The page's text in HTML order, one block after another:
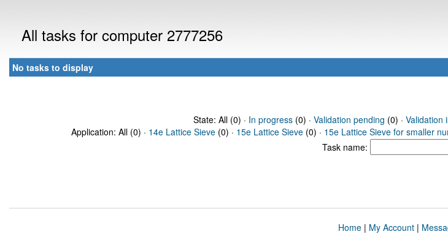
All tasks for computer 2777256
No tasks to display
State: All (0) · In progress(0) · Validation pending (0) · Validation
Application: All (0) · 14e Lattice Sieve (0) · 15e Lattice Sieve (0) · 15e Lattice Sieve for smaller
Task name:
Home| My Account|